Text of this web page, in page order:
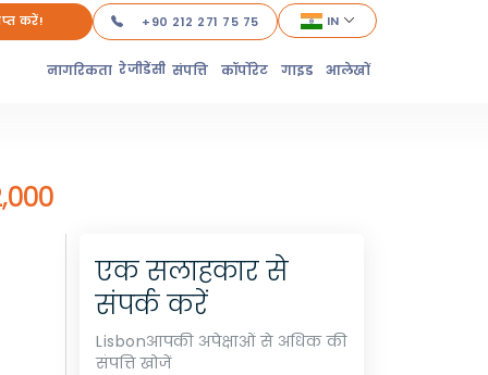
करें! +90 212 271 75 75 IN
नागरिकता रेजीडेंसी संपत्ति कॉर्पोरेट गाइड आलेखों
एक सलाहकार से
संपर्क करें
Lisbonआपकी अपेक्षाओं से अधिक की
संपत्ति खोजें